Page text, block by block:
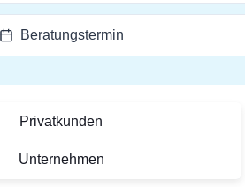
Beratungstermin
Privatkunden
Unternehmen